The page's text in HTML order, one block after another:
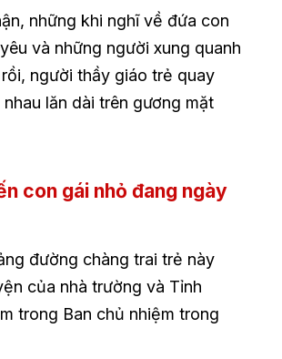
những khi nghĩ về đứa con
và những người xung quanh
người thầy giáo trẻ quay
lăn dài trên gương mặt
con gái nhỏ đang ngày
đường chàng trai trẻ này
của nhà trường và Tỉnh
trong Ban chủ nhiệm trong